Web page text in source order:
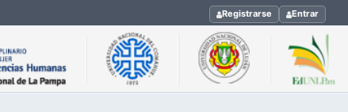
Registrarse Entrar